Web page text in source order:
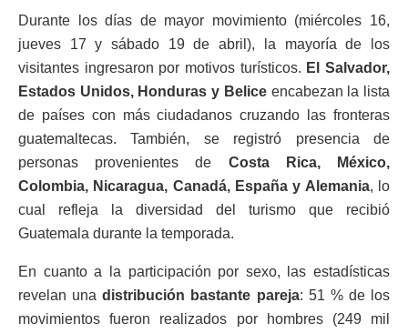
Durante los días de mayor movimiento (miércoles 16,
jueves 17 y sábado 19 de abril), la mayoría de los
visitantes ingresaron por motivos turísticos. El Salvador,
Estados Unidos, Honduras y Beliceencabezan la lista
de países con más ciudadanos cruzando las fronteras
guatemaltecas. También, se registró presencia de
personas provenientes de Costa Rica, México,
Colombia, Nicaragua, Canadá, España y Alemania, lo
cual refleja la diversidad del turismo que recibió
Guatemala durante la temporada.
En cuanto a la participación por sexo, las estadísticas
revelan unadistribución bastante pareja: 51 % de los
movimientos fueron realizados por hombres (249 mil